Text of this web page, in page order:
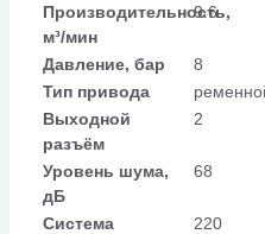
Производительность,
м³/мин
9.6
Давление, бар
8
Тип привода
Выходной
разъём
2
Уровень шума,
дБ
68
Система
220